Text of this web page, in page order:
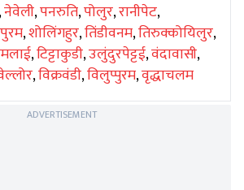
,नेवेली,पनरुति,पोलुर,रानीपेट,
,शोलिंगहुर,तिंडीवनम,तिरुक्कोयिलुर,
,टिट्टाकुडी,उलुंदुरपेट्टई,वंदावासी,
,विक्रवंडी,विलुप्पुरम,वृद्धाचलम
ADVERTISEMENT